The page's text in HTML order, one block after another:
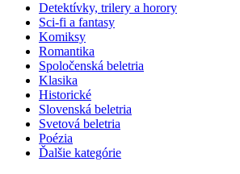
Detektívky, trilery a horory
Sci-fi a fantasy
Komiksy
Romantika
Spoločenská beletria
Klasika
Historické
Slovenská beletria
Svetová beletria
Poézia
Ďalšie kategórie